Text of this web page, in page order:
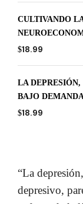
CULTIVANDO
$18.99
LA
BAJO
$18.99
“La
depresivo,